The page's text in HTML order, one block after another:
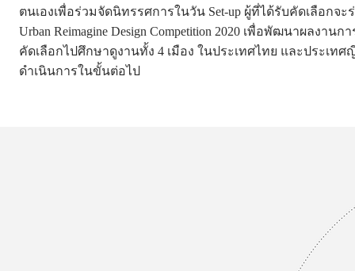
ตนเองเพื่อร่วมจัดนิทรรศการในวัน Set-up ผู้ที่ได้รับคัดเลือก
Urban Reimagine Design Competition 2020 เพื่อพัฒนาผลง
คัดเลือกไปศึกษาดูงานทั้ง 4 เมือง ในประเทศไทย และประเท
ดำเนินการในขั้นต่อไป